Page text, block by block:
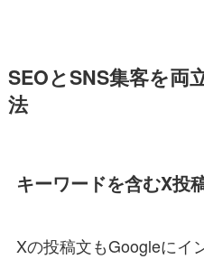
SEOとSNS集客を両
法
キーワードを含むX投
Xの投稿文もGoogleにイ